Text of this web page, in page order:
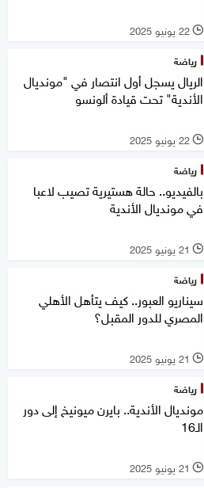
l 22 يونيو 2025
رياضة
الريال يسجل أول انتصار في "مونديال
الأندية" تحت قيادة ألونسو
l 22 يونيو 2025
رياضة
بالفيديو.. حالة هستيرية تصيب لاعبا
في مونديال الأندية
l 21 يونيو 2025
رياضة
سيناريو العبور.. كيف يتأهل الأهلي
المصري للدور المقبل؟
l 21 يونيو 2025
رياضة
مونديال الأندية.. بايرن ميونيخ إلى دور
الـ16
l 21 يونيو 2025